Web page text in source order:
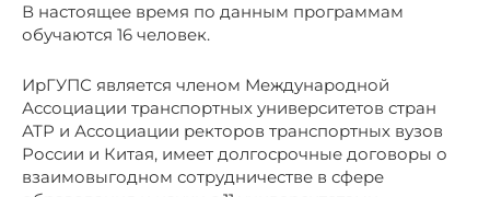
В настоящее время по данным программам
обучаются 16 человек.
ИрГУПС является членом Международной
Ассоциации транспортных университетов стран
АТР и Ассоциации ректоров транспортных вузов
России и Китая, имеет долгосрочные договоры о
взаимовыгодном сотрудничестве в сфере